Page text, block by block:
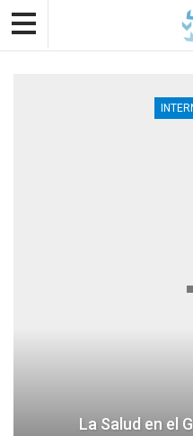
La Salud en el